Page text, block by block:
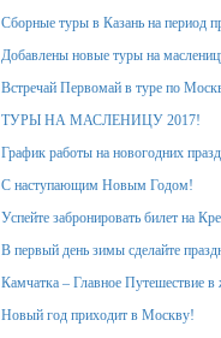
Сборные туры в Казань на период
Добавлены новые туры на
Встречай Первомай в туре по
ТУРЫ НА МАСЛЕНИЦУ 2017!
График работы на новогодних
С наступающим Новым Годом!
Успейте забронировать билет на
В первый день зимы сделайте
Камчатка – Главное Путешествие
Новый год приходит в Москву!